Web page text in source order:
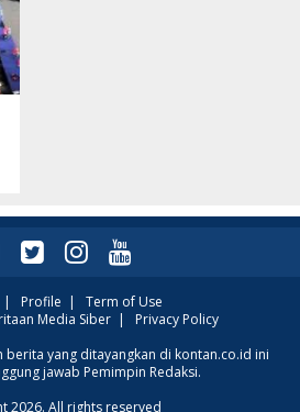
| Profile | Term of Use
Media Siber| Privacy Policy
berita yang ditayangkan di kontan.co.id ini
jawab Pemimpin Redaksi.
2026. All rights reserved